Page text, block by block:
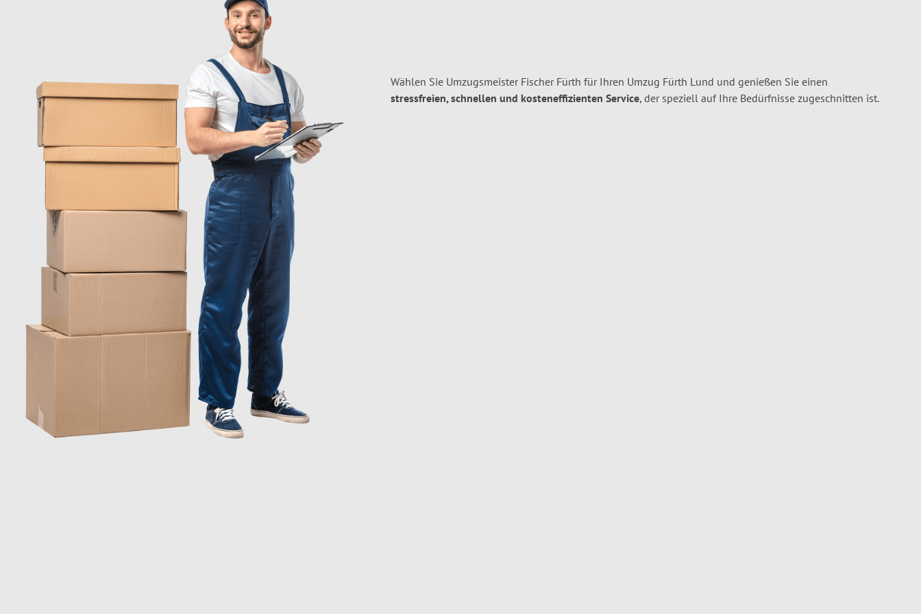
Wählen Sie Umzugsmeister Fischer Fürth für Ihren Umzug Fürth Lund und genießen Sie einen
stressfreien, schnellen und kosteneffizienten Service, der speziell auf Ihre Bedürfnisse zugeschnitten ist.